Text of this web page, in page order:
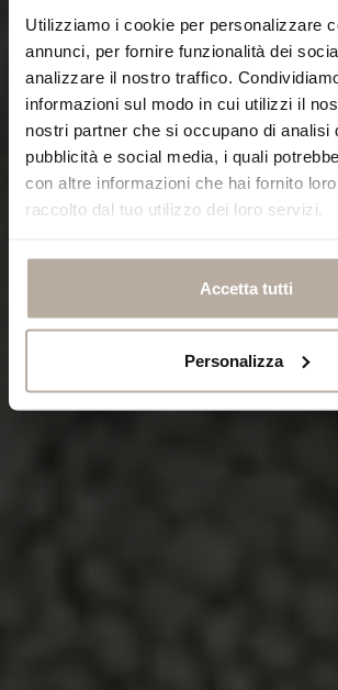
Utilizziamo i cookie per personalizzare
annunci, per fornire funzionalità dei
analizzare il nostro traffico.
informazioni sul modo in cui utilizzi il
nostri partner che si occupano di analisi
pubblicità e social media, i quali
con altre informazioni che hai fornito
raccolto dal tuo utilizzo dei loro servizi.
Accetta tutti
Personalizza